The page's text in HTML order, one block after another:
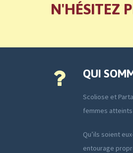
N'HÉSITEZ
QUI
Scoliose et
femmes
Qu’ils soient
entourage